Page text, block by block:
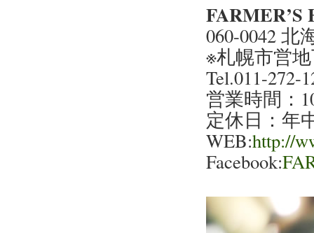
FARMER’S
060-0042
※札幌市営
Tel.011-272-
営業時間：
定休日：年
WEB:http://
Facebook: